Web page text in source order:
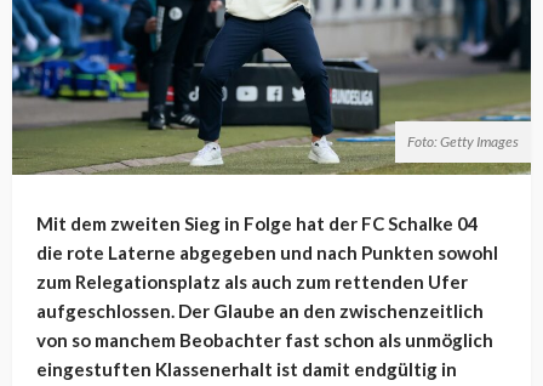
Foto: Getty Images
Mit dem zweiten Sieg in Folge hat der FC Schalke 04
die rote Laterne abgegeben und nach Punkten sowohl
zum Relegationsplatz als auch zum rettenden Ufer
aufgeschlossen. Der Glaube an den zwischenzeitlich
von so manchem Beobachter fast schon als unmöglich
eingestuften Klassenerhalt ist damit endgültig in